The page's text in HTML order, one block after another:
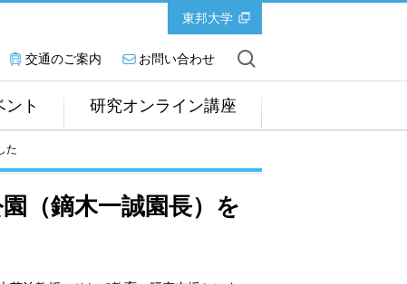
東邦大学
交通のご案内 お問い合わせ
ント 研究オンライン講座
た
（鏑木一誠園長）を